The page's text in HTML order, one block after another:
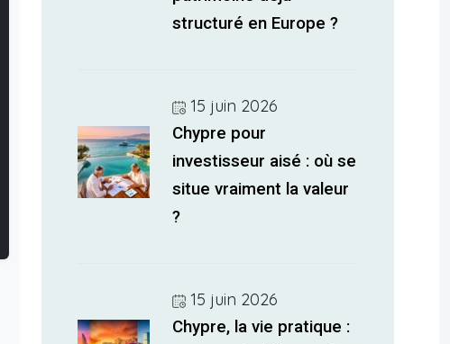
structuré en Europe ?
15 juin 2026
Chypre pour
investisseur aisé : où se
situe vraiment la valeur
?
15 juin 2026
Chypre, la vie pratique :